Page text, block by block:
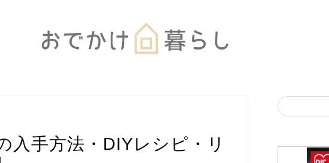
入手方法・DIYレシピ・リ